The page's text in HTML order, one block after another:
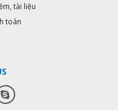
tài liệu
toán